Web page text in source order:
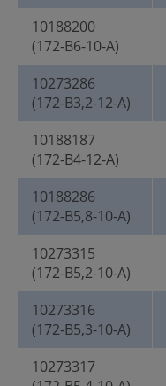
10188200
(172-B6-10-A)
10273286
(172-B3,2-12-A)
10188187
(172-B4-12-A)
10188286
(172-B5,8-10-A)
10273315
(172-B5,2-10-A)
10273316
(172-B5,3-10-A)
10273317